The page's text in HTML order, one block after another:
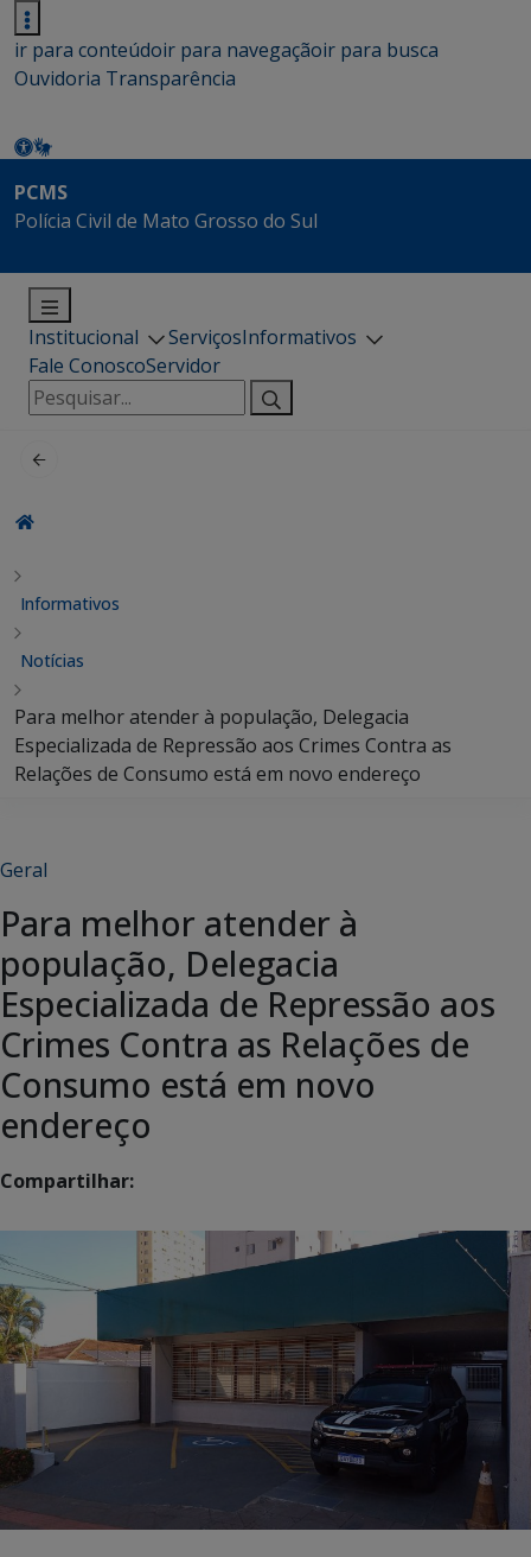
ir para conteúdoir para navegaçãoir para busca
Ouvidoria Transparência
PCMS
Polícia Civil de Mato Grosso do Sul
Institucional ServiçosInformativos
Fale ConoscoServidor
Pesquisar
por:
Informativos
Notícias
Para melhor atender à população, Delegacia
Especializada de Repressão aos Crimes Contra as
Relações de Consumo está em novo endereço
Geral
Para melhor atender à
população, Delegacia
Especializada de Repressão aos
Crimes Contra as Relações de
Consumo está em novo
endereço
Compartilhar: